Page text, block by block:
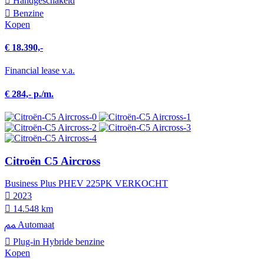
Benzine
Kopen
€ 18.390,-
Financial lease v.a.
€ 284,- p./m.
Citroën C5 Aircross
Business Plus PHEV 225PK VERKOCHT
2023
14.548 km
Automaat
Plug-in Hybride benzine
Kopen